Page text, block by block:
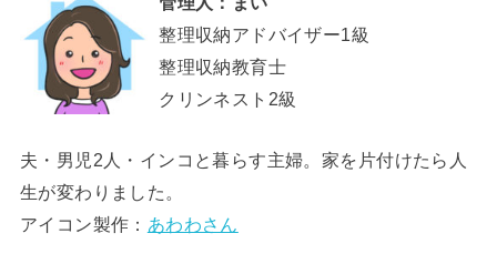
整理収納アドバイザー1級
整理収納教育士
クリンネスト2級
夫・男児2人・インコと暮らす主婦。家を片付けたら人
生が変わりました。
アイコン製作： あわわさん